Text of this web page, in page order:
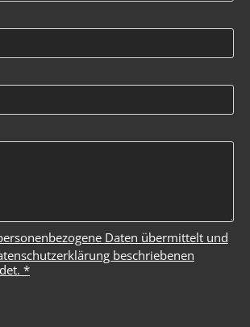
Daten übermittelt und
beschriebenen
*